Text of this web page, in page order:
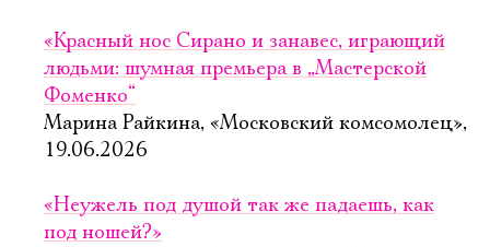
«Красный нос Сирано и занавес, играющий
людьми: шумная премьера в „Мастерской
Фоменко“
Марина Райкина, «Московский комсомолец»,
19.06.2026
«Неужель под душой так же падаешь, как
под ношей?»